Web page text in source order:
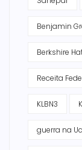
Benjamin
Berkshire
Receita
KLBN3
guerra na